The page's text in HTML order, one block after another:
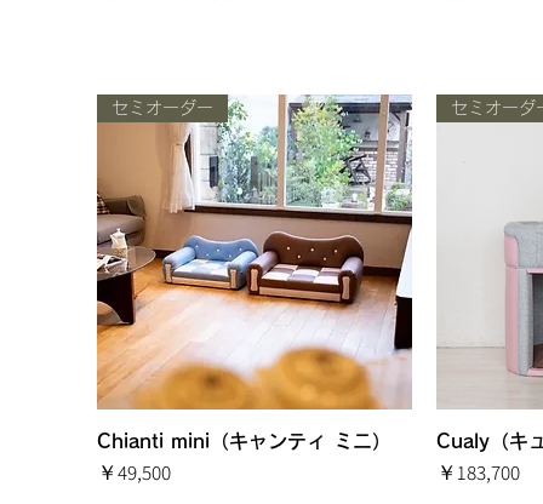
クイックビュー
セミオーダー
Chianti mini（キャンティ ミニ）
価格
￥49,500
セミオーダ
Cualy（キ
価格
￥183,700